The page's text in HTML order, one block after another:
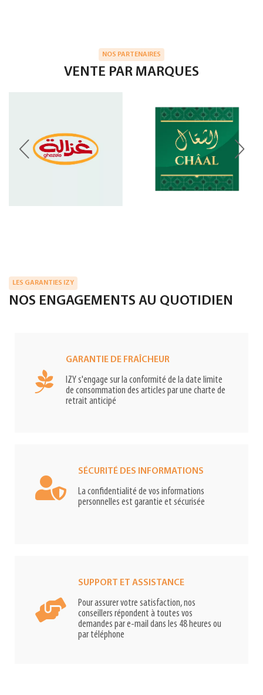
NOS PARTENAIRES
VENTE PAR MARQUES
LES GARANTIES IZY
NOS ENGAGEMENTS AU QUOTIDIEN
GARANTIE DE FRAÎCHEUR
IZY s'engage sur la conformité de la date limite
de consommation des articles par une charte de
retrait anticipé
SÉCURITÉ DES INFORMATIONS
La confidentialité de vos informations
personnelles est garantie et sécurisée
SUPPORT ET ASSISTANCE
Pour assurer votre satisfaction, nos
conseillers répondent à toutes vos
demandes par e-mail dans les 48 heures ou
par téléphone